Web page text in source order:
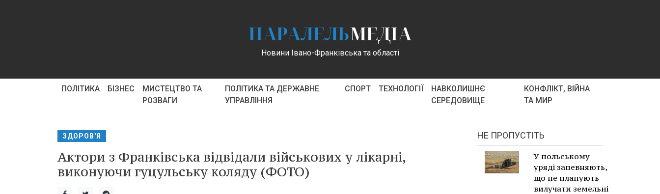
ПАРАЛЕЛЬМЕДІА
Новини Івано-Франківська та області
ПОЛІТИКА БІЗНЕС
МИСТЕЦТВО ТА
РОЗВАГИ
ПОЛІТИКА ТА ДЕРЖАВНЕ
УПРАВЛІННЯ
СПОРТ ТЕХНОЛОГІЇ
НАВКОЛИШНЄ
СЕРЕДОВИЩЕ
КОНФЛІКТ, ВІЙНА
ТА МИР
ЗДОРОВ'Я
Актори з Франківська відвідали військових у лікарні,
виконуючи гуцульську коляду (ФОТО)
НЕ ПРОПУСТІТЬ
У польському
уряді запевняють,
що не планують
вилучати земельні